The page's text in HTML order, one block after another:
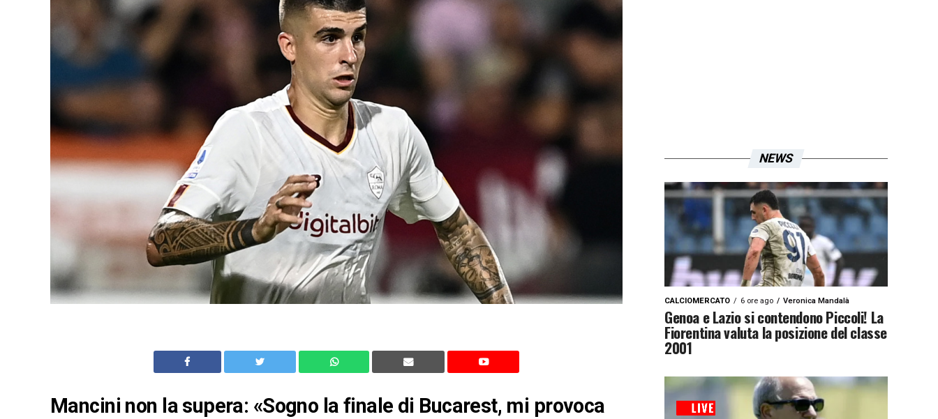
Mancini non la supera: «Sogno la finale di Bucarest, mi provoca
NEWS
CALCIOMERCATO 6 ore ago Veronica Mandalà
Genoa e Lazio si contendono Piccoli! La
Fiorentina valuta la posizione del classe
2001